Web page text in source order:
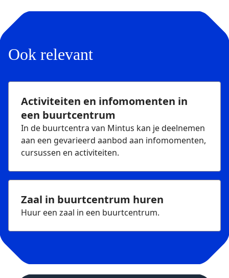
Ook relevant
Activiteiten en infomomenten in
een buurtcentrum
In de buurtcentra van Mintus kan je deelnemen
aan een gevarieerd aanbod aan infomomenten,
cursussen en activiteiten.
Zaal in buurtcentrum huren
Huur een zaal in een buurtcentrum.